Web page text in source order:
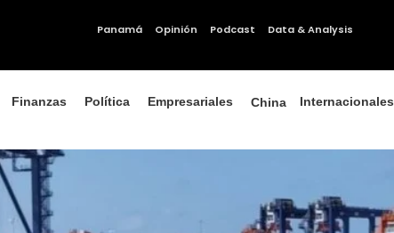
Panamá Opinión Podcast Data & Analysis
Finanzas Política Empresariales China Internacionales